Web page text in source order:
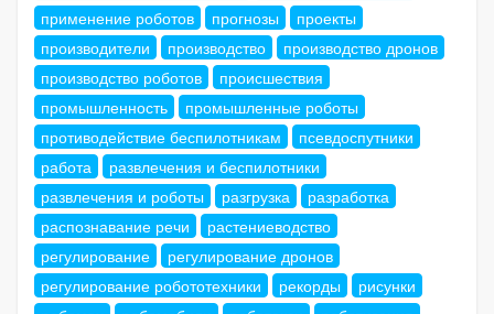
применение роботов
прогнозы
проекты
производители
производство
производство дронов
производство роботов
происшествия
промышленность
промышленные роботы
противодействие беспилотникам
псевдоспутники
работа
развлечения и беспилотники
развлечения и роботы
разгрузка
разработка
распознавание речи
растениеводство
регулирование
регулирование дронов
регулирование робототехники
рекорды
рисунки